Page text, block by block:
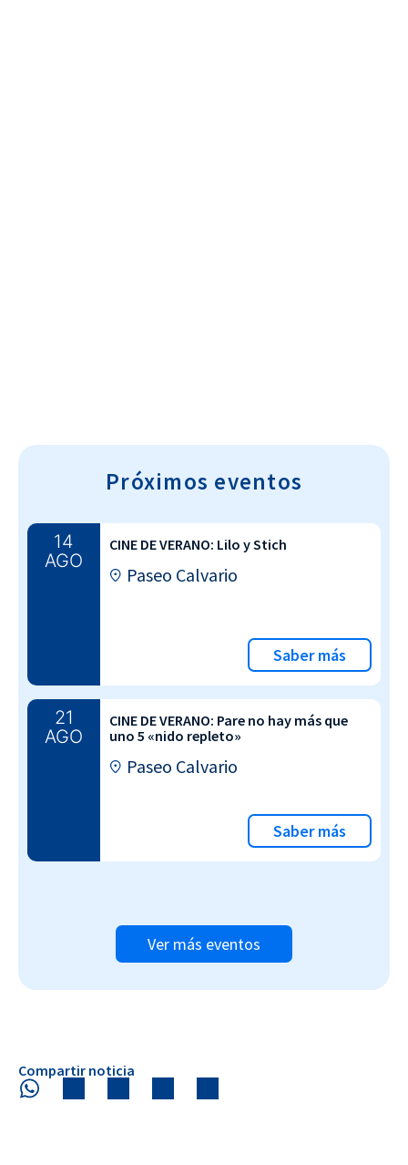
Próximos eventos
14
AGO
CINE DE VERANO: Lilo y Stich
Paseo Calvario
Saber más
21
AGO
CINE DE VERANO: Pare no hay más que
uno 5 «nido repleto»
Paseo Calvario
Saber más
Ver más eventos
Compartir noticia